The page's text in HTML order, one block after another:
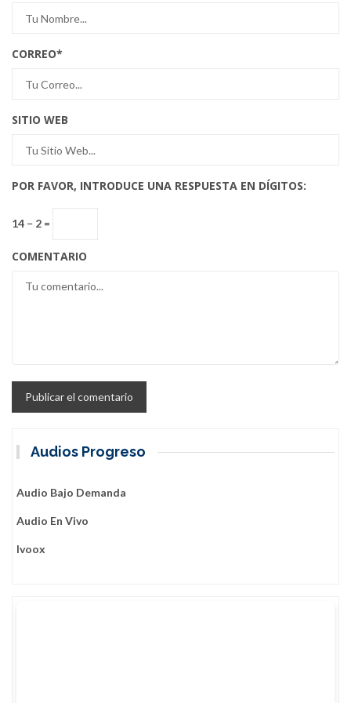
CORREO*
SITIO WEB
POR FAVOR, INTRODUCE UNA RESPUESTA EN DÍGITOS:
14 − 2 =
COMENTARIO
Audios Progreso
Audio Bajo Demanda
Audio En Vivo
Ivoox